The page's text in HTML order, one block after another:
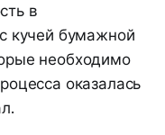
в
кучей бумажной
необходимо
оказалась